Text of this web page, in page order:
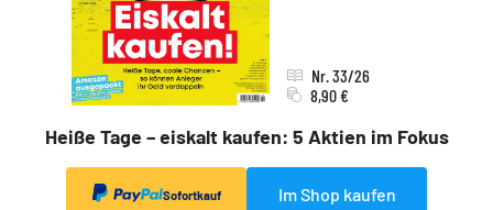
Heiße Tage – eiskalt kaufen: 5 Aktien im Fokus
Nr. 33/26
8,90 €
Sofortkauf Im Shop kaufen